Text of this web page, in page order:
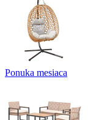
Ponuka mesiaca